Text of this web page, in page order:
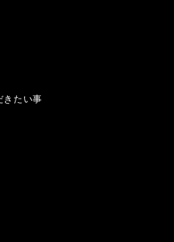
きたい事